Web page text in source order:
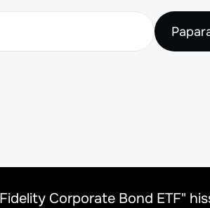
Fidelity Corporate Bond ETF"